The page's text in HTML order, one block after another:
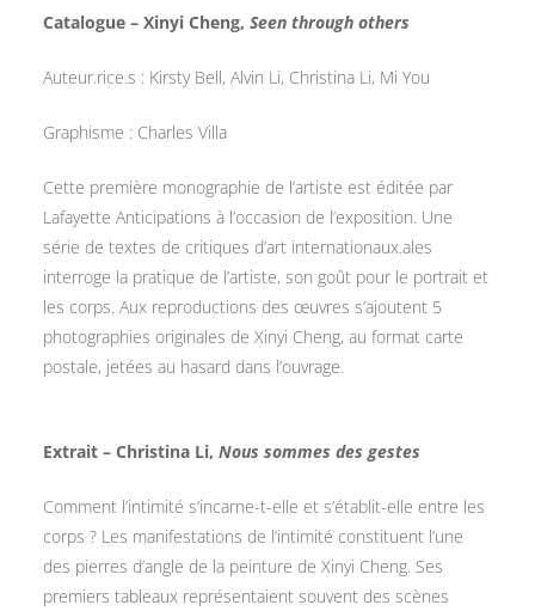
Catalogue – Xinyi Cheng, Seen through others
Auteur.rice.s : Kirsty Bell, Alvin Li, Christina Li, Mi You
Graphisme : Charles Villa
Cette première monographie de l’artiste est éditée par
Lafayette Anticipations à l’occasion de l’exposition. Une
série de textes de critiques d’art internationaux.ales
interroge la pratique de l’artiste, son goût pour le portrait et
les corps. Aux reproductions des œuvres s’ajoutent 5
photographies originales de Xinyi Cheng, au format carte
postale, jetées au hasard dans l’ouvrage.
Extrait – Christina Li, Nous sommes des gestes
Comment l’intimité s’incarne-t-elle et s’établit-elle entre les
corps ? Les manifestations de l’intimité constituent l’une
des pierres d’angle de la peinture de Xinyi Cheng. Ses
premiers tableaux représentaient souvent des scènes